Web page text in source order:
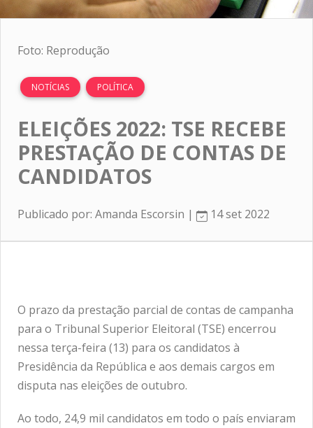
Foto: Reprodução
NOTÍCIAS POLÍTICA
ELEIÇÕES 2022: TSE RECEBE
PRESTAÇÃO DE CONTAS DE
CANDIDATOS
Publicado por: Amanda Escorsin | 14 set 2022
O prazo da prestação parcial de contas de campanha
para o Tribunal Superior Eleitoral (TSE) encerrou
nessa terça-feira (13) para os candidatos à
Presidência da República e aos demais cargos em
disputa nas eleições de outubro.
Ao todo, 24,9 mil candidatos em todo o país enviaram